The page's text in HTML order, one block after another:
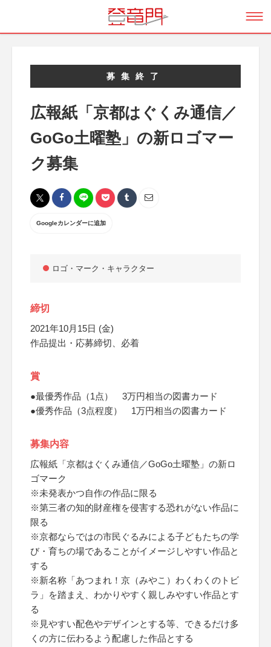
募集終了
広報紙「京都はぐくみ通信／
GoGo土曜塾」の新ロゴマー
ク募集
Googleカレンダーに追加
ロゴ・マーク・キャラクター
締切
2021年10月15日 (金)
作品提出・応募締切、必着
賞
●最優秀作品（1点） 3万円相当の図書カード
●優秀作品（3点程度） 1万円相当の図書カード
募集内容
広報紙「京都はぐくみ通信／GoGo土曜塾」の新ロ
ゴマーク
※未発表かつ自作の作品に限る
※第三者の知的財産権を侵害する恐れがない作品に
限る
※京都ならではの市民ぐるみによる子どもたちの学
び・育ちの場であることがイメージしやすい作品と
する
※新名称「あつまれ！京（みやこ）わくわくのトビ
ラ」を踏まえ、わかりやすく親しみやすい作品とす
る
※見やすい配色やデザインとする等、できるだけ多
くの方に伝わるよう配慮した作品とする